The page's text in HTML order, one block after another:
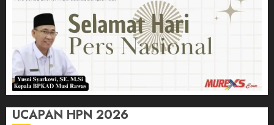
UCAPAN HPN 2026